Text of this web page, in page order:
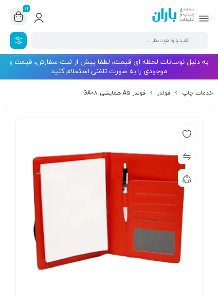
0
به دلیل نوسانات لحظه ای قیمت، لطفا پیش از ثبت سفارش، قیمت و
موجودی را به صورت تلفنی استعلام کنید
خدمات چاپ فولدر فولدر A5 همایشی GA08